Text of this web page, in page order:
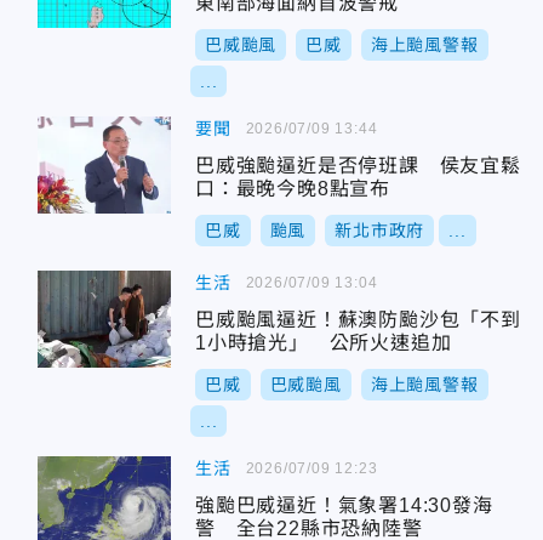
巴威颱風 巴威 海上颱風警報
要聞
巴威強颱逼近是否停班課 侯友宜鬆
口：最晚今晚8點宣布
巴威 颱風 新北市政府
2026/07/09 13:44
生活
巴威颱風逼近！蘇澳防颱沙包「不到
1小時搶光」 公所火速追加
巴威 巴威颱風 海上颱風警報
2026/07/09 13:04
生活
強颱巴威逼近！氣象署14:30發海
警 全台22縣市恐納陸警
2026/07/09 12:23